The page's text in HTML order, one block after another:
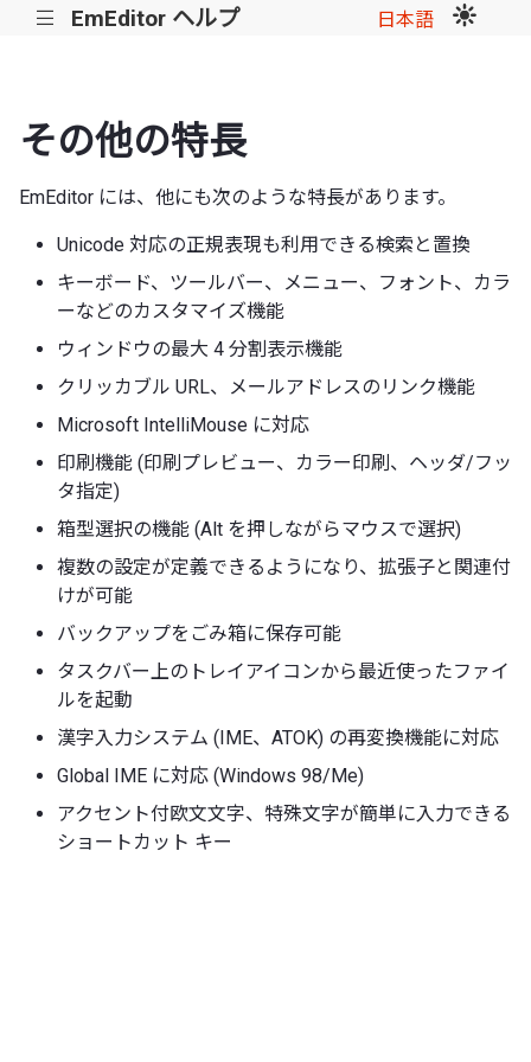
||| EmEditor ヘルプ 日本語
その他の特長
EmEditor には、他にも次のような特長があります。
Unicode 対応の正規表現も利用できる検索と置換
キーボード、ツールバー、メニュー、フォント、カラ
ーなどのカスタマイズ機能
ウィンドウの最大 4 分割表示機能
クリッカブル URL、メールアドレスのリンク機能
Microsoft IntelliMouse に対応
印刷機能 (印刷プレビュー、カラー印刷、ヘッダ/フッ
タ指定)
箱型選択の機能 (Alt を押しながらマウスで選択)
複数の設定が定義できるようになり、拡張子と関連付
けが可能
バックアップをごみ箱に保存可能
タスクバー上のトレイアイコンから最近使ったファイ
ルを起動
漢字入力システム (IME、ATOK) の再変換機能に対応
Global IME に対応 (Windows 98/Me)
アクセント付欧文文字、特殊文字が簡単に入力できる
ショートカット キー